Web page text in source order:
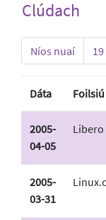
Clúdach
Níos nuaí 19
Dáta Foilsiú
2005-
04-05
Libero
2005-
03-31